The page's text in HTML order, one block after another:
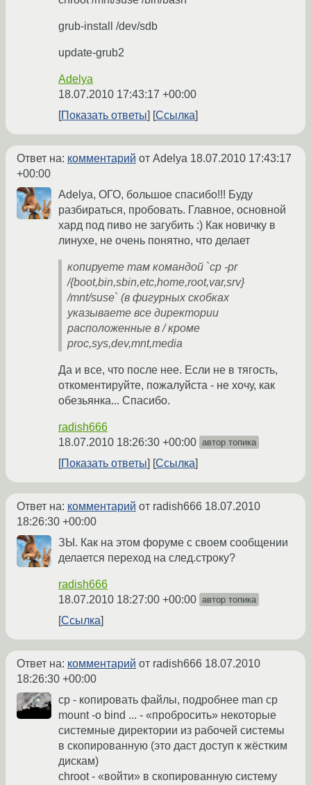
grub-install /dev/sdb
update-grub2
Adelya
18.07.2010 17:43:17 +00:00
Показать ответы
Ссылка
Ответ на: комментарий от Adelya 18.07.2010 17:43:17
+00:00
Adelya, ОГО, большое спасибо!!! Буду
разбираться, пробовать. Главное, основной
хард под пиво не загубить :) Как новичку в
линухе, не очень понятно, что делает
копируете там командой `cp -pr
/{boot,bin,sbin,etc,home,root,var,srv}
/mnt/suse` (в фигурных скобках
указываете все директории
расположенные в / кроме
proc,sys,dev,mnt,media
Да и все, что после нее. Если не в тягость,
откоментируйте, пожалуйста - не хочу, как
обезьянка... Спасибо.
radish666
18.07.2010 18:26:30 +00:00 автор топика
Показать ответы Ссылка
Ответ на: комментарий от radish666 18.07.2010
18:26:30 +00:00
ЗЫ. Как на этом форуме с своем сообщении
делается переход на след.строку?
radish666
18.07.2010 18:27:00 +00:00 автор топика
Ссылка
Ответ на: комментарий от radish666 18.07.2010
18:26:30 +00:00
cp - копировать файлы, подробнее man cp
mount -o bind ... - «пробросить» некоторые
системные директории из рабочей системы
в скопированную (это даст доступ к жёстким
дискам)
chroot - «войти» в скопированную систему